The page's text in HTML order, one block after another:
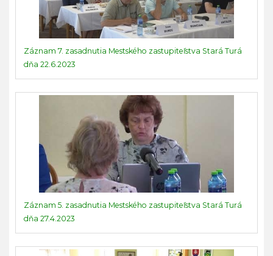
Záznam 7. zasadnutia Mestského zastupiteľstva Stará Turá
dňa 22.6.2023
Záznam 5. zasadnutia Mestského zastupiteľstva Stará Turá
dňa 27.4.2023